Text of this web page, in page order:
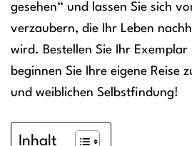
gesehen“ und lassen Sie sich
verzaubern, die Ihr Leben
wird. Bestellen Sie Ihr Exemplar
beginnen Sie Ihre eigene Reise
und weiblichen Selbstfindung!
Inhalt